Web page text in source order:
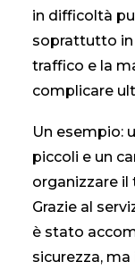
in difficoltà
soprattutto in
traffico e la
complicare
Un esempio:
piccoli e un
organizzare il
Grazie al
è stato
sicurezza,